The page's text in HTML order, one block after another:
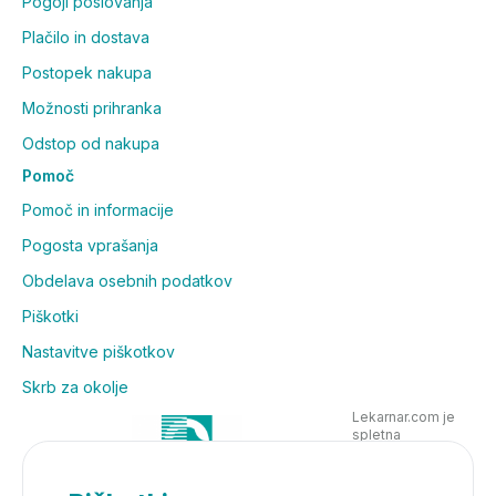
Plačilo in dostava
Postopek nakupa
Možnosti prihranka
Odstop od nakupa
Pomoč
Pomoč in informacije
Pogosta vprašanja
Obdelava osebnih podatkov
Piškotki
Nastavitve piškotkov
Skrb za okolje
Lekarnar.com je
spletna